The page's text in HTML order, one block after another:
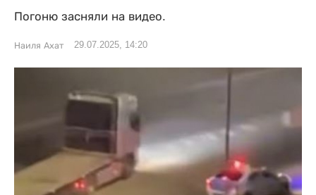
Погоню засняли на видео.
Наиля Ахат 29.07.2025, 14:20